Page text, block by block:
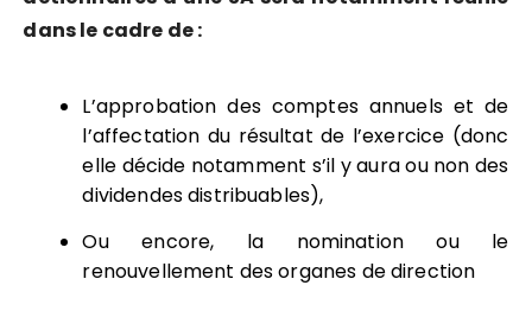
dans le cadre de :
L’approbation des comptes annuels et de
l’affectation du résultat de l’exercice (donc
elle décide notamment s’il y aura ou non des
dividendes distribuables),
Ou encore, la nomination ou le
renouvellement des organes de direction